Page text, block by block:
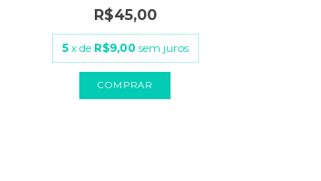
R$45,00
5 x de R$9,00 sem juros
COMPRAR